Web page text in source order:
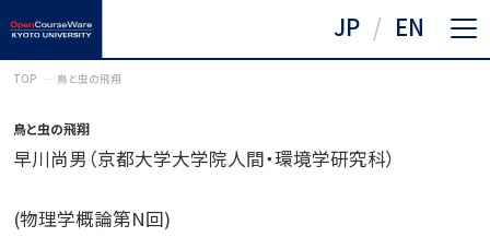
JP EN
TOP 鳥と虫の飛翔
鳥と虫の飛翔
早川尚男（京都大学大学院人間・環境学研究科）
(物理学概論第N回)